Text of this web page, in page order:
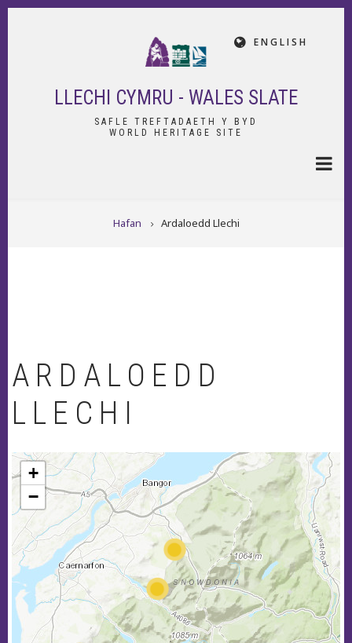
Skip
ENGLISH
LLECHI CYMRU - WALES SLATE
SAFLE TREFTADAETH Y BYD
WORLD HERITAGE SITE
BREADCRUMB
Hafan Ardaloedd Llechi
ARDALOEDD
LLECHI
+
−